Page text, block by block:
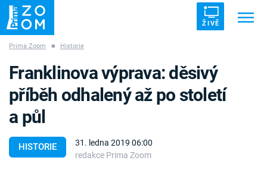
ŽIVĚ
ZÁHADY VETŘELCI DÁVNOVĚKU
Témata
Prima Zoom ■ Historie
HISTORIE
31. ledna 2019 06:00
redakce Prima Zoom
Franklinova výprava: děsivý
příběh odhalený až po století
a půl